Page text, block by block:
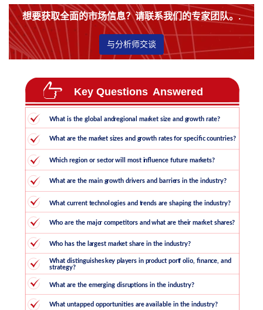
想要获取全面的市场信息？请联系我们的专家团队。.
与分析师交谈